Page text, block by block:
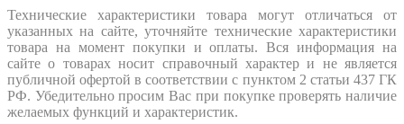
Технические характеристики товара могут отличаться от
указанных на сайте, уточняйте технические характеристики
товара на момент покупки и оплаты. Вся информация на
сайте о товарах носит справочный характер и не является
публичной офертой в соответствии с пунктом 2 статьи 437 ГК
РФ. Убедительно просим Вас при покупке проверять наличие
желаемых функций и характеристик.